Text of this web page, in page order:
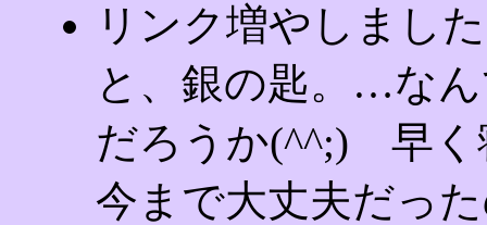
リンク増やしまし
と、銀の匙。…な
だろうか(^^;) 早く
今まで大丈夫だっ